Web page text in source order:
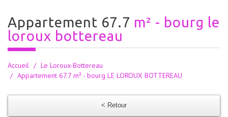
appartement 67.7 m² - bourg le
loroux bottereau
Accueil
Le Loroux-Bottereau
Appartement 67.7 m² - bourg LE LOROUX BOTTEREAU
< Retour